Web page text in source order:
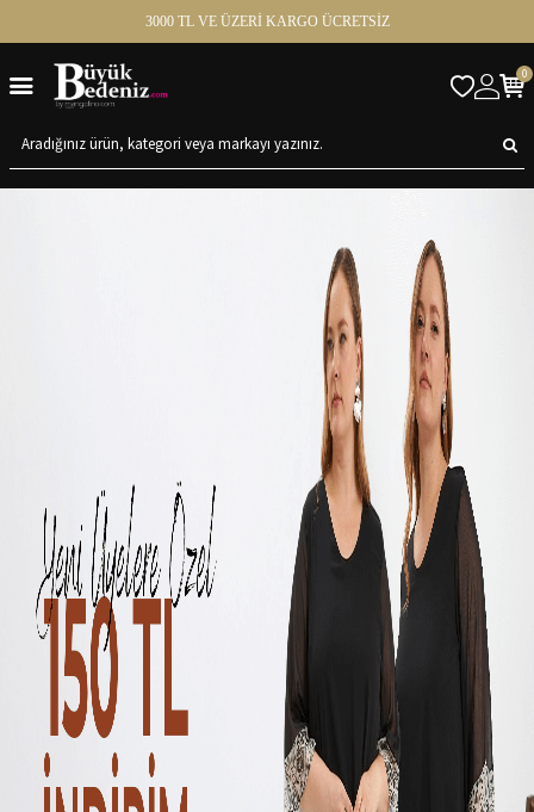
3000 TL VE ÜZERİ KARGO ÜCRETSİZ
0